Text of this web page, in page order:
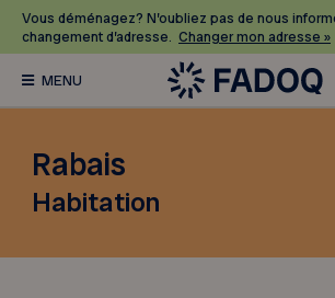
Vous déménagez? N’oubliez pas de nous
changement d’adresse. Changer mon adresse »
Rabais
Habitation